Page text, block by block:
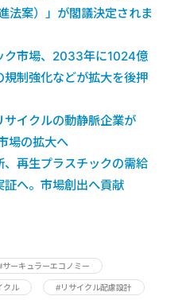
法案）」が閣議決定されま
ク市場、2033年に1024億
規制強化などが拡大を後押
サイクルの動静脈企業が
場の拡大へ
、再生プラスチックの需給
へ。市場創出へ貢献
サーキュラーエコノミー
クル #リサイクル配慮設計